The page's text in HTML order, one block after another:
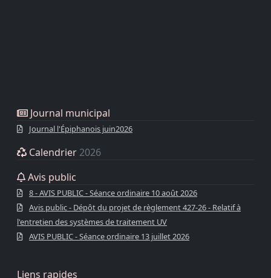
Liens rapides
Journal municipal
Journal l'Épiphanois juin2026
Calendrier 2026
Avis public
8 - AVIS PUBLIC - Séance ordinaire 10 août 2026
Avis public - Dépôt du projet de règlement 427-26 - Relatif à
l'entretien des systèmes de traitement UV
AVIS PUBLIC - Séance ordinaire 13 juillet 2026